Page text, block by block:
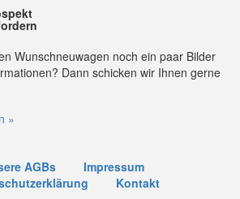
Wunschneuwagen noch ein paar Bilder
Dann schicken wir Ihnen gerne
»
AGBs
Impressum
Kontakt